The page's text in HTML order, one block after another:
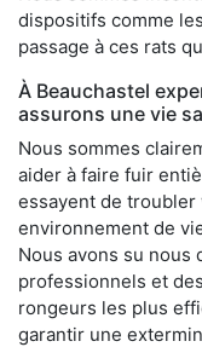
dispositifs comme
passage à ces rats
À Beauchastel
assurons une vie
Nous sommes
aider à faire fuir
essayent de
environnement de
Nous avons su
professionnels et
rongeurs les plus
garantir une